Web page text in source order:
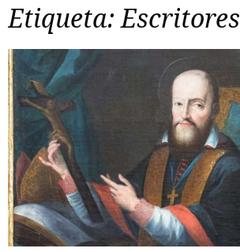
Etiqueta:Escritores